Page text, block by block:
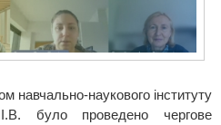
навчально-наукового інституту
І.В. було проведено чергове